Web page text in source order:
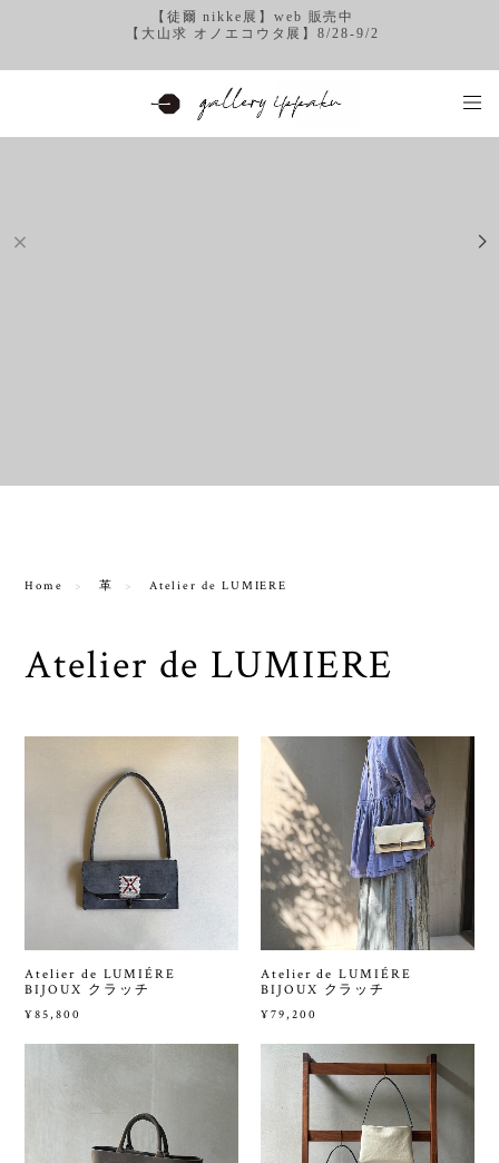
【徒爾 nikke展】web 販売中
【大山求 オノエコウタ展】8/28-9/2
Home 革 Atelier de LUMIERE
Atelier de LUMIERE
Atelier de LUMIÉRE
BIJOUX クラッチ
¥85,800
Atelier de LUMIÉRE
BIJOUX クラッチ
¥79,200